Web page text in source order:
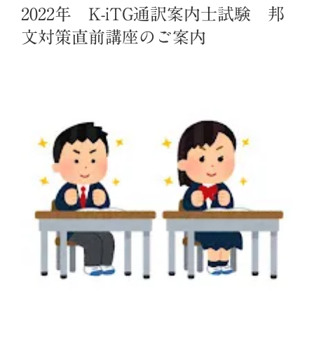
稿
日:
2022年 K-iTG通訳案内士試験 邦
文対策直前講座のご案内